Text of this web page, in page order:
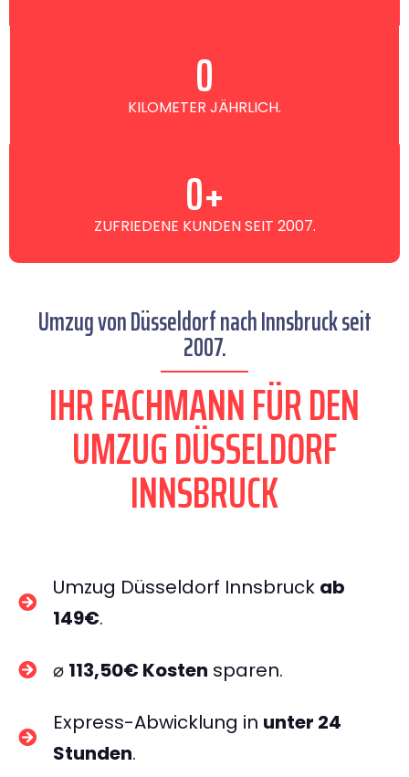
KILOMETER JÄHRLICH.
0
ZUFRIEDENE KUNDEN SEIT 2007.
0+
Umzug von Düsseldorf nach Innsbruck seit
2007.
IHR FACHMANN FÜR DEN
UMZUG DÜSSELDORF
INNSBRUCK
Umzug Düsseldorf Innsbruck ab
149€.
⌀ 113,50€ Kosten sparen.
Express-Abwicklung in unter 24
Stunden.